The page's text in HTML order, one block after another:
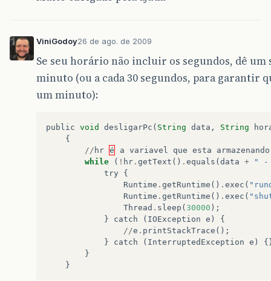
ViniGodoy26 de ago. de 2009
Se seu horário não incluir os segundos, dê
minuto (ou a cada 30 segundos, para garantir
um minuto):
public void desligarPc ( String data , String
{
// hr é a variavel que esta
armazenando
while
( ! hr . getText () . equals ( data +
" -
try {
Runtime . getRuntime () . exec (
Runtime . getRuntime () . exec (
Thread . sleep ( 30000 );
}
catch ( IOException e )
{
//e . printStackTrace ();
}
catch ( InterruptedException e )
}
}